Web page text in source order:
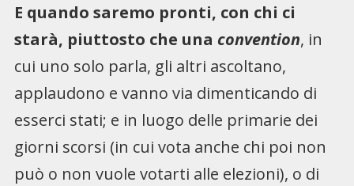
E quando saremo pronti, con chi ci
starà, piuttosto che una convention, in
cui uno solo parla, gli altri ascoltano,
applaudono e vanno via dimenticando di
esserci stati; e in luogo delle primarie dei
giorni scorsi (in cui vota anche chi poi non
può o non vuole votarti alle elezioni), o di